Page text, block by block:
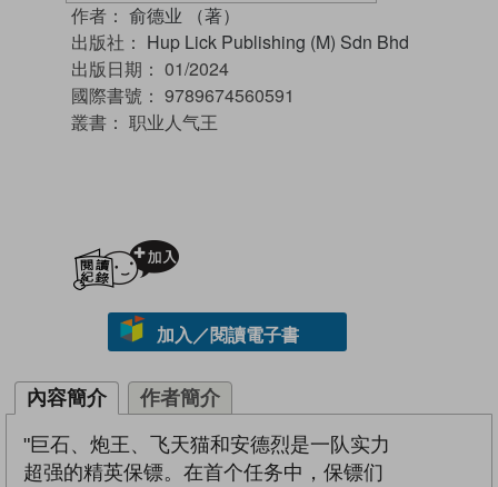
作者： 俞德业 （著）
出版社： Hup Lick Publishing (M) Sdn Bhd
出版日期： 01/2024
國際書號： 9789674560591
叢書： 职业人气王
加入／閱讀電子書
內容簡介 作者簡介
"巨石、炮王、飞天猫和安德烈是一队实力
超强的精英保镖。在首个任务中，保镖们